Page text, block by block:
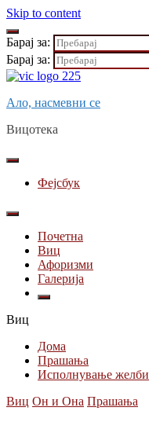
Skip to content
Барај за:
Барај за:
Ало, насмевни се
Вицотека
Фејсбук
Почетна
Виц
Афоризми
Галерија
Виц
Дома
Прашања
Исполнување желби
Виц Он и Она Прашања